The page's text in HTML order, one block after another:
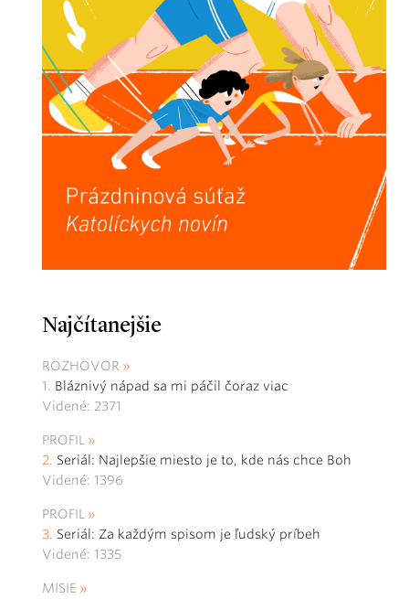
Najčítanejšie
ROZHOVOR
Bláznivý nápad sa mi páčil čoraz viac
Videné: 2371
PROFIL
Seriál: Najlepšie miesto je to, kde nás chce Boh
Videné: 1396
PROFIL
Seriál: Za každým spisom je ľudský príbeh
Videné: 1335
MISIE